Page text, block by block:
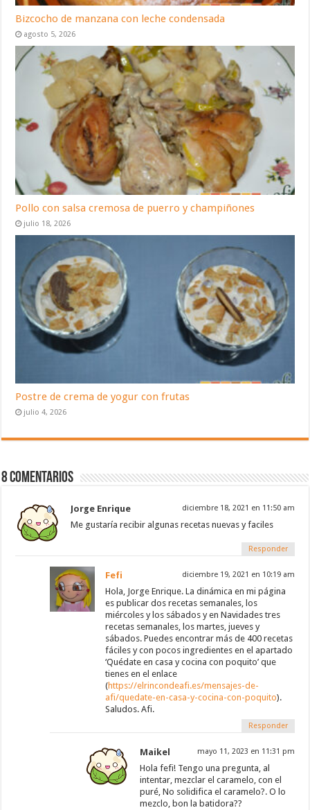
Bizcocho de manzana con leche condensada
agosto 5, 2026
Pollo con salsa cremosa de puerro y champiñones
julio 18, 2026
Postre de crema de yogur con frutas
julio 4, 2026
8 Comentarios
Jorge Enrique diciembre 18, 2021 en 11:50 am
Me gustaría recibir algunas recetas nuevas y faciles
Responder
Fefi diciembre 19, 2021 en 10:19 am
Hola, Jorge Enrique. La dinámica en mi página
es publicar dos recetas semanales, los
miércoles y los sábados y en Navidades tres
recetas semanales, los martes, jueves y
sábados. Puedes encontrar más de 400 recetas
fáciles y con pocos ingredientes en el apartado
‘Quédate en casa y cocina con poquito’ que
tienes en el enlace
(https://elrincondeafi.es/mensajes-de-
afi/quedate-en-casa-y-cocina-con-poquito).
Saludos. Afi.
Responder
Maikel mayo 11, 2023 en 11:31 pm
Hola fefi! Tengo una pregunta, al
intentar, mezclar el caramelo, con el
puré, No solidifica el caramelo?. O lo
mezclo, bon la batidora??